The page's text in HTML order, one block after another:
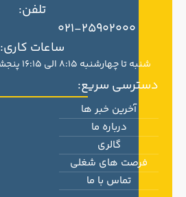
تلفن:
021-25902000
ساعات کاری:
شنبه تا چهارشنبه 8:15 الی 16:15 پنجشنبه ها 8:15 الی 12:15
دسترسی سریع:
آخرین خبر ها
درباره ما
گالری
فرصت های شغلی
تماس با ما